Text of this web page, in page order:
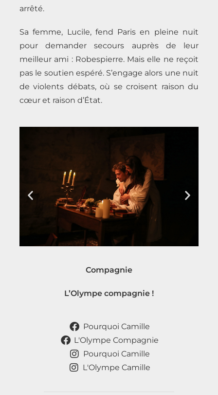
arrêté.
Sa femme, Lucile, fend Paris en pleine nuit
pour demander secours auprès de leur
meilleur ami : Robespierre. Mais elle ne reçoit
pas le soutien espéré. S’engage alors une nuit
de violents débats, où se croisent raison du
cœur et raison d’État.
Compagnie
L’Olympe compagnie !
Pourquoi Camille
L'Olympe Compagnie
Pourquoi Camille
L'Olympe Camille